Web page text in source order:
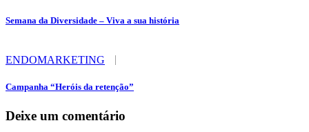
Semana da Diversidade – Viva a sua história
ENDOMARKETING
Campanha “Heróis da retenção”
Deixe um comentário